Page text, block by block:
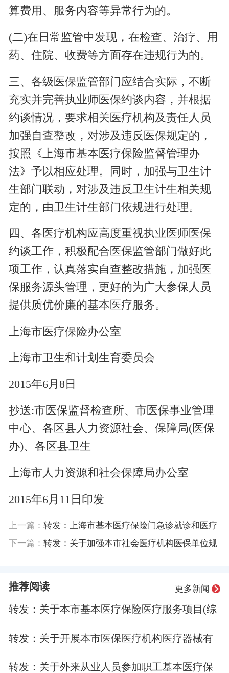
算费用、服务内容等异常行为的。
(二)在日常监管中发现，在检查、治疗、用
药、住院、收费等方面存在违规行为的。
三、各级医保监管部门应结合实际，不断
充实并完善执业师医保约谈内容，并根据
约谈情况，要求相关医疗机构及责任人员
加强自查整改，对涉及违反医保规定的，
按照《上海市基本医疗保险监督管理办
法》予以相应处理。同时，加强与卫生计
生部门联动，对涉及违反卫生计生相关规
定的，由卫生计生部门依规进行处理。
四、各医疗机构应高度重视执业医师医保
约谈工作，积极配合医保监管部门做好此
项工作，认真落实自查整改措施，加强医
保服务源头管理，更好的为广大参保人员
提供质优价廉的基本医疗服务。
上海市医疗保险办公室
上海市卫生和计划生育委员会
2015年6月8日
抄送:市医保监督检查所、市医保事业管理
中心、各区县人力资源社会、保障局(医保
办)、各区县卫生
上海市人力资源和社会保障局办公室
2015年6月11日印发
上一篇： 转发：上海市基本医疗保险门急诊就诊和医疗
费用异常的审核管理办法
下一篇： 转发：关于加强本市社会医疗机构医保单位规
推荐阅读 更多新闻
转发：关于本市基本医疗保险医疗服务项目(综
合类)支付范围及标准的通知
转发：关于开展本市医保医疗机构医疗器械有
关事项通知
转发：关于外来从业人员参加职工基本医疗保